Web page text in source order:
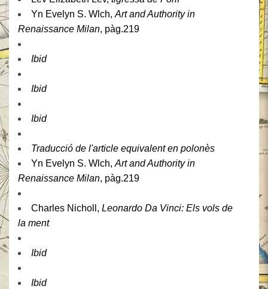
Yn Evelyn S. Wlch, Art and Authority in
Renaissance Milan, pàg.219
Ibid
Ibid
Ibid
Traducció de l'article equivalent en polonès
Yn Evelyn S. Wlch, Art and Authority in
Renaissance Milan, pàg.219
Charles Nicholl, Leonardo Da Vinci: Els vols de
la ment
Ibid
Ibid